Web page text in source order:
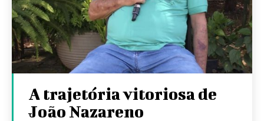
A trajetória vitoriosa de
João Nazareno